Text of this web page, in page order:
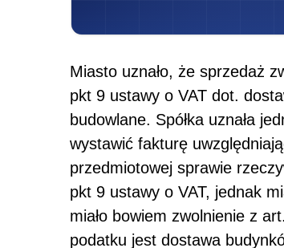
Miasto uznało, że sprzedaż
pkt 9 ustawy o VAT dot.
budowlane. Spółka uznała
wystawić fakturę
przedmiotowej sprawie
pkt 9 ustawy o VAT, jednak
miało bowiem zwolnienie z
podatku jest dostawa